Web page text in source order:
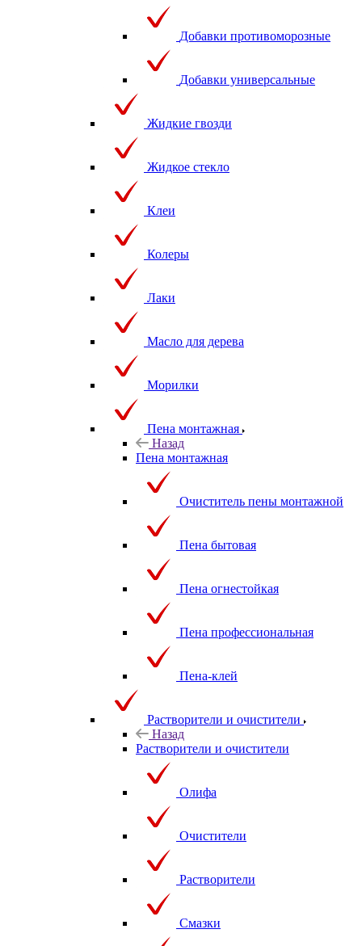
Добавки противоморозные
Добавки универсальные
Жидкие гвозди
Жидкое стекло
Клеи
Колеры
Лаки
Масло для дерева
Морилки
Пена монтажная
Назад
Пена монтажная
Очиститель пены монтажной
Пена бытовая
Пена огнестойкая
Пена профессиональная
Пена-клей
Растворители и очистители
Назад
Растворители и очистители
Олифа
Очистители
Растворители
Смазки